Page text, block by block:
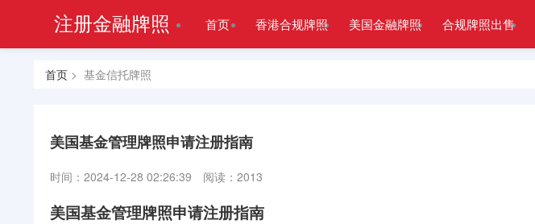
注册金融牌照 首页 香港合规牌照 美国金融牌照 合规牌照出售
首页 > 基金信托牌照
美国基金管理牌照申请注册指南
时间：2024-12-28 02:26:39 阅读：2013
美国基金管理牌照申请注册指南